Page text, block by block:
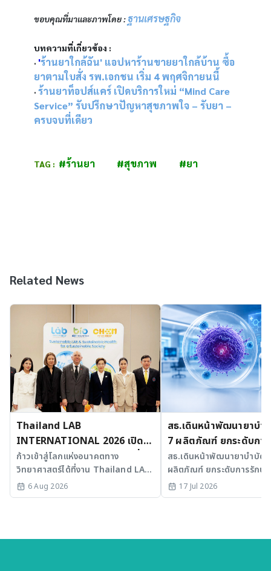
ขอบคุณที่มาและภาพโดย : ฐานเศรษฐกิจ
บทความที่เกี่ยวข้อง :
· 'ร้านยาใกล้ฉัน' แอปหาร้านขายยาใกล้บ้าน ซื้อ
ยาตามใบสั่ง รพ.เอกชน เริ่ม 4 พฤศจิกายนนี้
· ร้านยาท็อปส์แคร์ เปิดบริการใหม่ “Mind Care
Service” รับปรึกษาปัญหาสุขภาพใจ – รับยา –
ครบจบที่เดียว
TAG : #ร้านยา #สุขภาพ #ยา
Related News
Thailand LAB
INTERNATIONAL 2026 เปิด
เวที AI รวม 3 งานใหญ่ ขับเคลื่อน
ไทยสู่ศูนย์กลางนวัตกรรมอาเซียน
ก้าวเข้าสู่โลกแห่งอนาคตทาง
วิทยาศาสตร์ได้ที่งาน Thailand LAB
INTERNATIONAL 2026
6 Aug 2026
สธ.เดินหน้าพัฒนายาบำ
7 ผลิตภัณฑ์ ยกระดับกา
มะเร็งและ SLE
สธ.เดินหน้าพัฒนายาบำบัด
ผลิตภัณฑ์ ยกระดับการรักษา
SLE พร้อมเร่ง Medical AI
ประเทศไทย
17 Jul 2026